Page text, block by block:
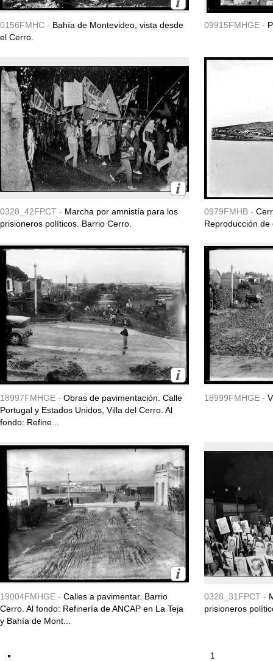
0156FMHC - Bahía de Montevideo, vista desde
el Cerro.
09915FMHGE -
0328_42FPCT - Marcha por amnistía para los
prisioneros políticos. Barrio Cerro.
0979FMHB -
Reproducción
18997FMHGE - Obras de pavimentación. Calle
Portugal y Estados Unidos, Villa del Cerro. Al
fondo: Refine...
18999FMHGE -
19004FMHGE - Calles a pavimentar. Barrio
Cerro. Al fondo: Refinería de ANCAP en La Teja
y Bahía de Mont...
0328_31FPCT -
prisioneros
1